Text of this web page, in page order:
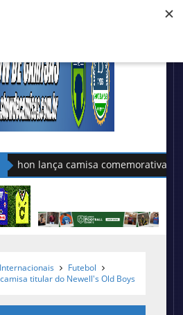
Puma apresenta as novas
Futebol
titular do Newell's Old Boys